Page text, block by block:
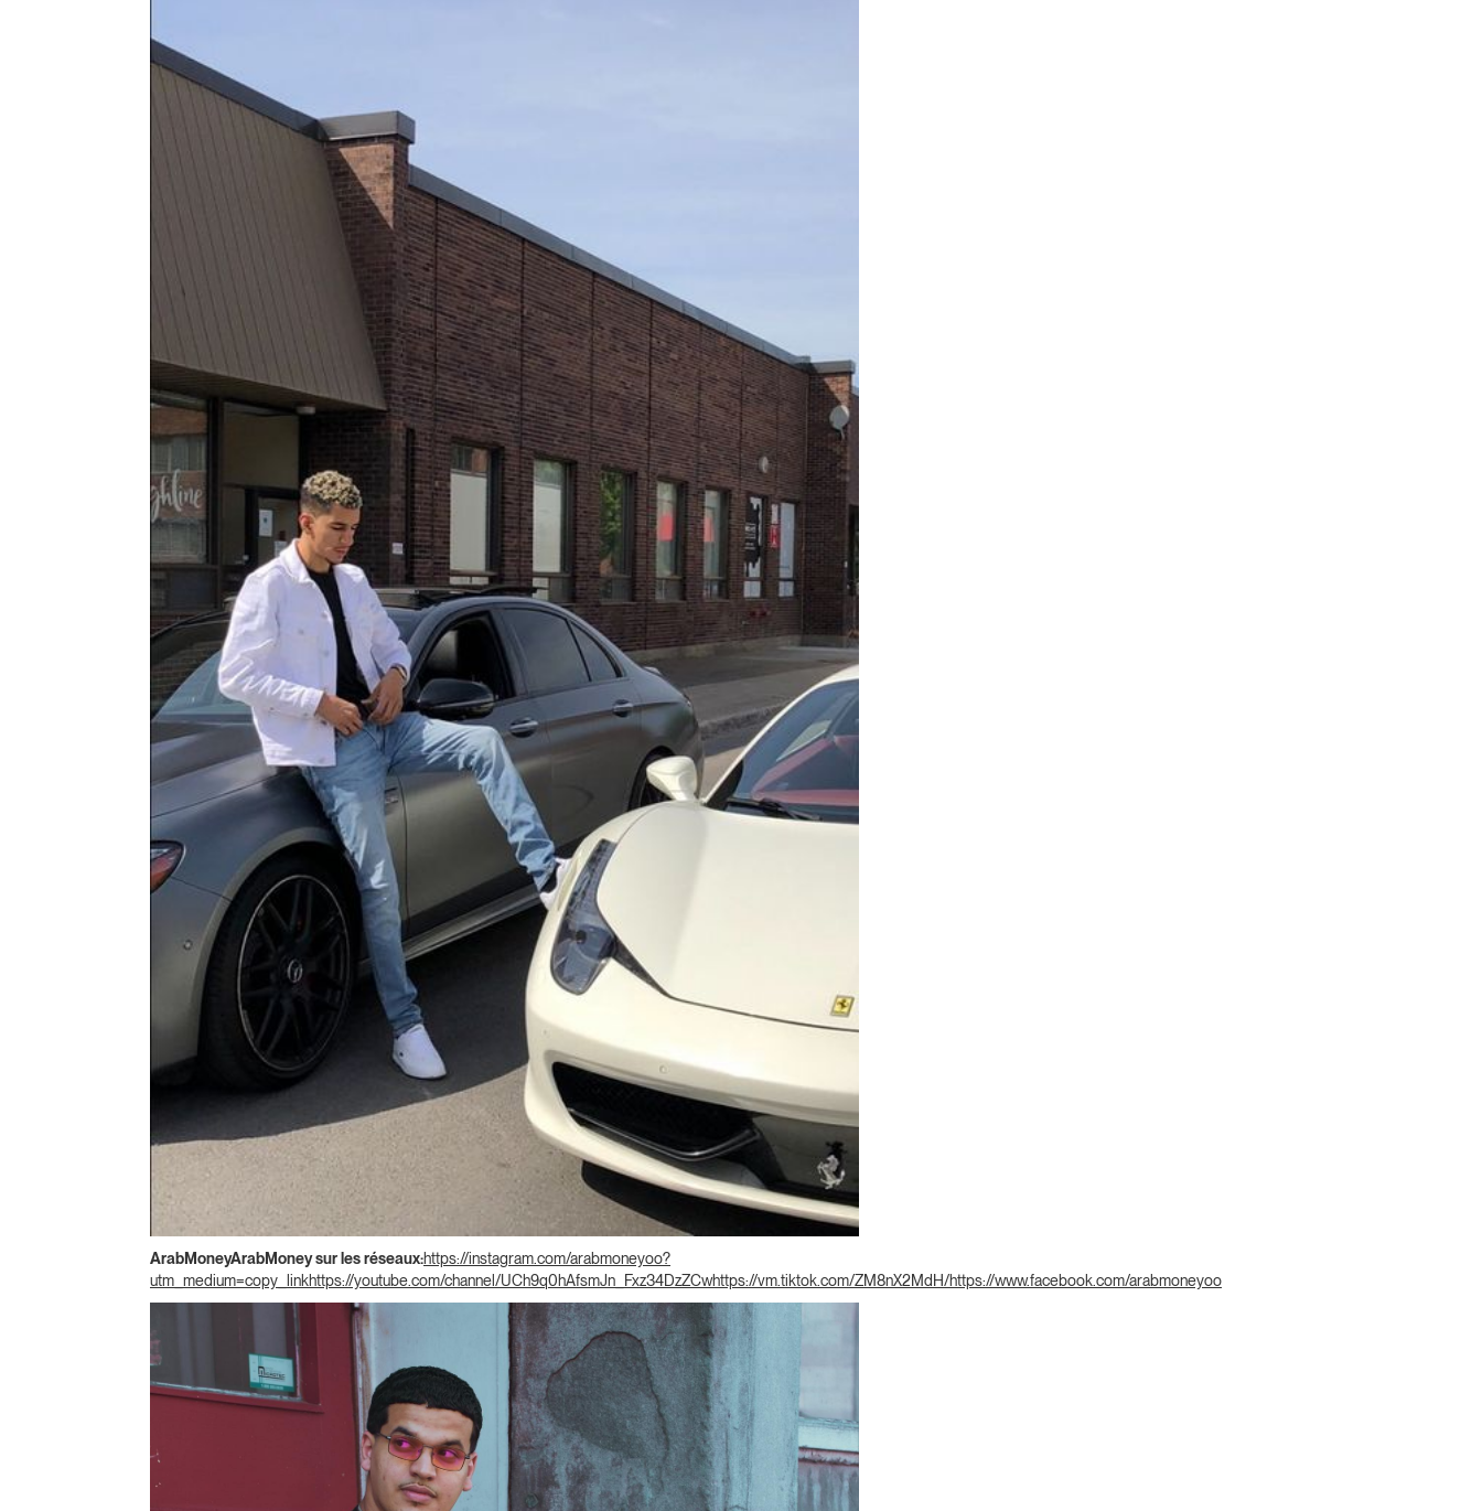
ArabMoneyArabMoney sur les réseaux:https://instagram.com/arabmoneyoo?
utm_medium=copy_linkhttps://youtube.com/channel/UCh9q0hAfsmJn_Fxz34DzZCwhttps://vm.tiktok.com/ZM8nX2MdH/https://www.facebook.com/arabmoneyoo